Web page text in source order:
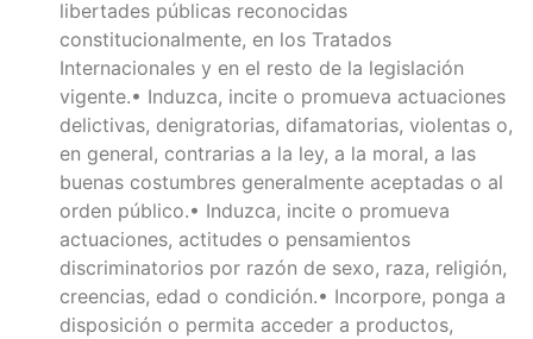
libertades públicas reconocidas
constitucionalmente, en los Tratados
Internacionales y en el resto de la legislación
vigente.• Induzca, incite o promueva actuaciones
delictivas, denigratorias, difamatorias, violentas o,
en general, contrarias a la ley, a la moral, a las
buenas costumbres generalmente aceptadas o al
orden público.• Induzca, incite o promueva
actuaciones, actitudes o pensamientos
discriminatorios por razón de sexo, raza, religión,
creencias, edad o condición.• Incorpore, ponga a
disposición o permita acceder a productos,